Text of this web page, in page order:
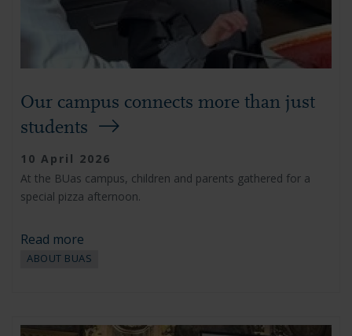
Our campus connects more than just
students
10 April 2026
At the BUas campus, children and parents gathered for a
special pizza afternoon.
Read more
ABOUT BUAS